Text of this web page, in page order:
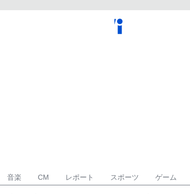
音楽 CM レポート スポーツ ゲーム